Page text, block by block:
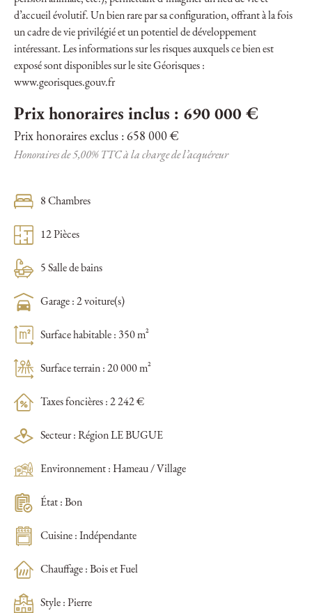
d’accueil évolutif. Un bien rare par sa configuration, offrant à la fois
un cadre de vie privilégié et un potentiel de développement
intéressant. Les informations sur les risques auxquels ce bien est
exposé sont disponibles sur le site Géorisques :
www.georisques.gouv.fr
Prix honoraires inclus : 690 000 €
Prix honoraires exclus : 658 000 €
Honoraires de 5,00% TTC à la charge de l’acquéreur
8 Chambres
12 Pièces
5 Salle de bains
Garage : 2 voiture(s)
Surface habitable : 350 m²
Surface terrain : 20 000 m²
Taxes foncières : 2 242 €
Secteur : Région LE BUGUE
Environnement : Hameau / Village
État : Bon
Cuisine : Indépendante
Chauffage : Bois et Fuel
Style : Pierre